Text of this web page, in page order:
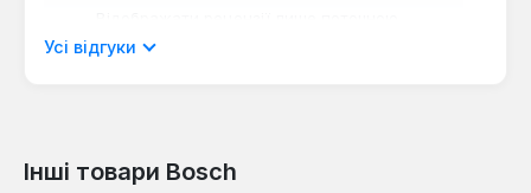
мовою.
Відгуків не знайдено. Поділіться
Усі відгуки
Інші товари Bosch